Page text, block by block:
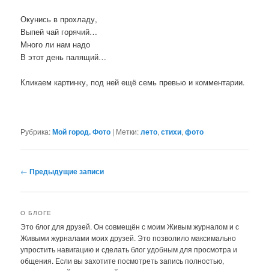
Окунись в прохладу,
Выпей чай горячий…
Много ли нам надо
В этот день палящий…
Кликаем картинку, под ней ещё семь превью и комментарии.
Рубрика:Мой город. Фото | Метки:лето,стихи,фото
Навигация
записям
← Предыдущие записи
О БЛОГЕ
Это блог для друзей. Он совмещён с моим Живым журналом и с
Живыми журналами моих друзей. Это позволило максимально
упростить навигацию и сделать блог удобным для просмотра и
общения. Если вы захотите посмотреть запись полностью,